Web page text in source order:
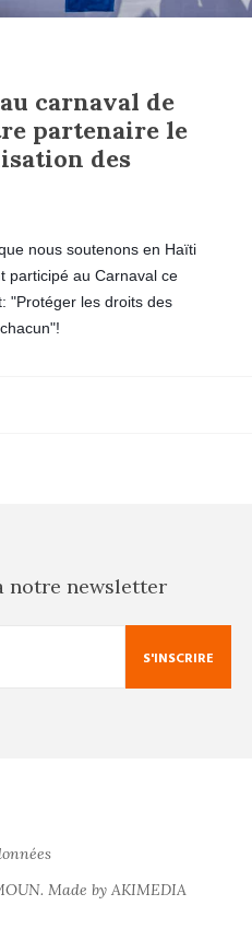
carnaval de
partenaire le
des
nous soutenons en Haïti
participé au Carnaval ce
"Protéger les droits des
notre newsletter
S'INSCRIRE
Made by AKIMEDIA